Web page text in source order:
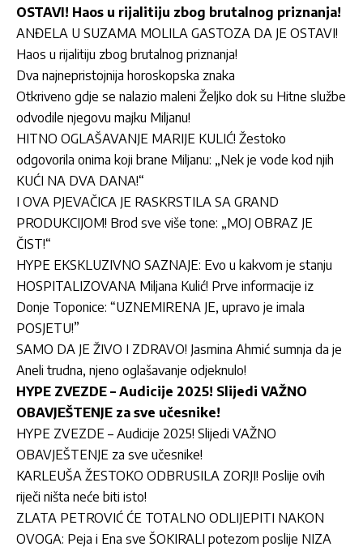
OSTAVI! Haos u rijalitiju zbog brutalnog priznanja!
ANĐELA U SUZAMA MOLILA GASTOZA DA JE OSTAVI!
Haos u rijalitiju zbog brutalnog priznanja!
Dva najnepristojnija horoskopska znaka
Otkriveno gdje se nalazio maleni Željko dok su Hitne službe
odvodile njegovu majku Miljanu!
HITNO OGLAŠAVANJE MARIJE KULIĆ! Žestoko
odgovorila onima koji brane Miljanu: „Nek je vode kod njih
KUĆI NA DVA DANA!“
I OVA PJEVAČICA JE RASKRSTILA SA GRAND
PRODUKCIJOM! Brod sve više tone: „MOJ OBRAZ JE
ČIST!“
HYPE EKSKLUZIVNO SAZNAJE: Evo u kakvom je stanju
HOSPITALIZOVANA Miljana Kulić! Prve informacije iz
Donje Toponice: “UZNEMIRENA JE, upravo je imala
POSJETU!”
SAMO DA JE ŽIVO I ZDRAVO! Jasmina Ahmić sumnja da je
Aneli trudna, njeno oglašavanje odjeknulo!
HYPE ZVEZDE – Audicije 2025! Slijedi VAŽNO
OBAVJEŠTENJE za sve učesnike!
HYPE ZVEZDE – Audicije 2025! Slijedi VAŽNO
OBAVJEŠTENJE za sve učesnike!
KARLEUŠA ŽESTOKO ODBRUSILA ZORJI! Poslije ovih
riječi ništa neće biti isto!
ZLATA PETROVIĆ ĆE TOTALNO ODLIJEPITI NAKON
OVOGA: Peja i Ena sve ŠOKIRALI potezom poslije NIZA